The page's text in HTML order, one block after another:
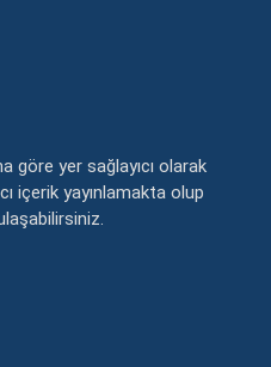
göre yer sağlayıcı olarak
içerik yayınlamakta olup